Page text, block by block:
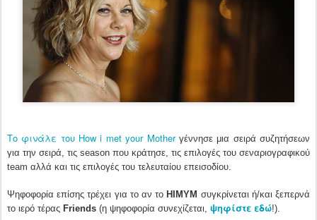
Το φινάλε του How i met your Motherγέννησε μια σειρά συζητήσεων
για την σειρά, τις season που κράτησε, τις επιλογές του σεναριογραφικού
team αλλά και τις επιλογές του τελευταίου επεισοδίου.
Ψηφοφορία επίσης τρέχει για το αν το HIMYM συγκρίνεται ή/και ξεπερνά
το ιερό τέρας Friends (η ψηφοφορία συνεχίζεται, ψηφίστε εδώ!).